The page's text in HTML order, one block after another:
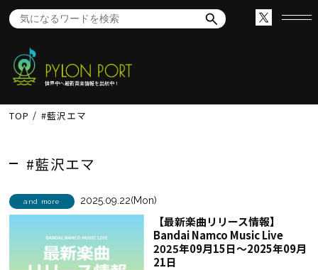
世界中へ最新音楽情報を出航中！
TOP #藍沢エマ
#藍沢エマ
and more 2025.09.22(Mon)
【最新楽曲リリース情報】
Bandai Namco Music Live
2025年09月15日～2025年09月
21日